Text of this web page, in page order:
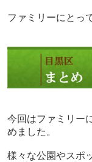
ファミリーにとっ
今回はファミリー
めました。
様々な公園やスポ